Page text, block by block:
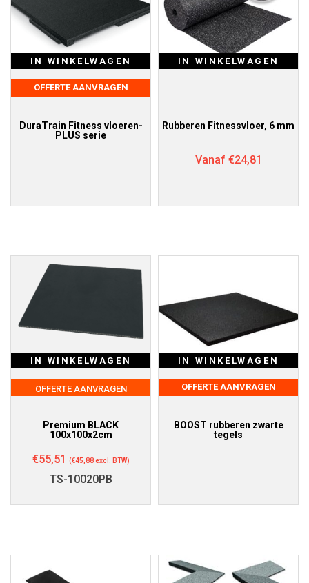
IN WINKELWAGEN
OFFERTE AANVRAGEN
DuraTrain Fitness vloeren-
PLUS serie
IN WINKELWAGEN
Rubberen Fitnessvloer, 6 mm
Vanaf €24,81
IN WINKELWAGEN
OFFERTE AANVRAGEN
Premium BLACK
100x100x2cm
€55,51 (€45,88excl. BTW)
TS-10020PB
IN WINKELWAGEN
OFFERTE AANVRAGEN
BOOST rubberen zwarte
tegels